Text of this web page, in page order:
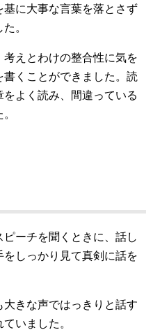
に大事な言葉を落とさず
。
考えとわけの整合性に気を
くことができました。読
よく読み、間違っている
ーチを聞くときに、話し
しっかり見て真剣に話を
きな声ではっきりと話す
いました。